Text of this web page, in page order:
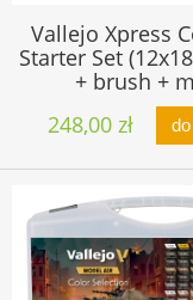
Vallejo Xpress
Starter Set
+ brush +
248,00 zł